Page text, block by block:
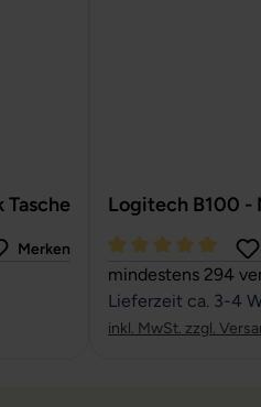
Tasche
Sternen
Merken
Logitech B100 -
Durchschnittliche
mindestens 294
Lieferzeit ca. 3-4
inkl. MwSt. zzgl.